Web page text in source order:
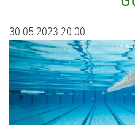
30.05.2023 20:00
Kanu
Kids Club
Kursanmeldung | Kids Club
Förderverein
Fussball Bericht Archiv
D2-Jugend - TSV Klausdorf
D3-Jugend - SG Schwentine
E1-Jugend - TSV Klausdorf
E2-Jugend - TSV Klausdorf